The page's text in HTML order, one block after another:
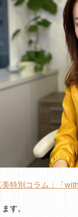
特別コラム：「
す。